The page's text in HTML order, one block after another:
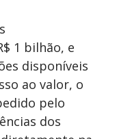
1 bilhão, e
disponíveis
ao valor, o
pelo
dos